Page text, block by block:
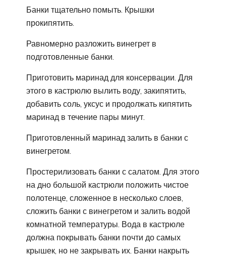
Банки тщательно помыть. Крышки
прокипятить.
Равномерно разложить винегрет в
подготовленные банки.
Приготовить маринад для консервации. Для
этого в кастрюлю вылить воду, закипятить,
добавить соль, уксус и продолжать кипятить
маринад в течение пары минут.
Приготовленный маринад залить в банки с
винегретом.
Простерилизовать банки с салатом. Для этого
на дно большой кастрюли положить чистое
полотенце, сложенное в несколько слоев,
сложить банки с винегретом и залить водой
комнатной температуры. Вода в кастрюле
должна покрывать банки почти до самых
крышек, но не закрывать их. Банки накрыть